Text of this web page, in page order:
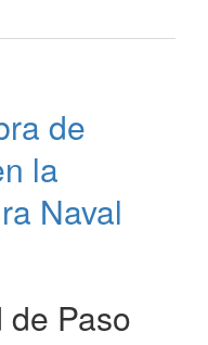
de
la
Naval
Paso